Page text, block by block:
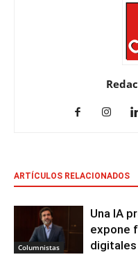
ARTÍCULOS RELACIONADOS
Columnistas
Una IA
expone